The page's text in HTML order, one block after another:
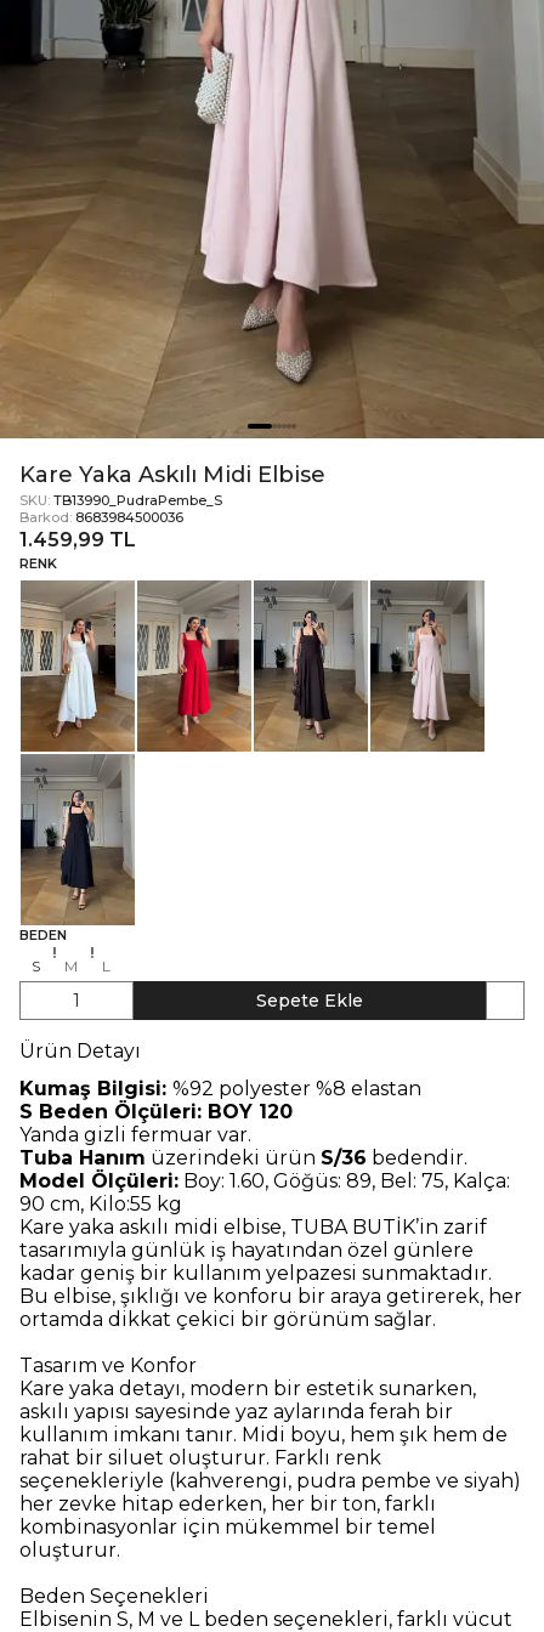
Kare Yaka Askılı Midi Elbise
SKU: TB13990_PudraPembe_S
Barkod: 8683984500036
1.459,99 TL
RENK
BEDEN
S M L
1 Sepete Ekle
Ürün Detayı
Kumaş Bilgisi: %92 polyester %8 elastan
S Beden Ölçüleri: BOY 120
Yanda gizli fermuar var.
Tuba Hanım üzerindeki ürün S/36 bedendir.
Model Ölçüleri: Boy: 1.60, Göğüs: 89, Bel: 75, Kalça:
90 cm, Kilo:55 kg
Kare yaka askılı midi elbise, TUBA BUTİK’in zarif
tasarımıyla günlük iş hayatından özel günlere
kadar geniş bir kullanım yelpazesi sunmaktadır.
Bu elbise, şıklığı ve konforu bir araya getirerek, her
ortamda dikkat çekici bir görünüm sağlar.
Tasarım ve Konfor
Kare yaka detayı, modern bir estetik sunarken,
askılı yapısı sayesinde yaz aylarında ferah bir
kullanım imkanı tanır. Midi boyu, hem şık hem de
rahat bir siluet oluşturur. Farklı renk
seçenekleriyle (kahverengi, pudra pembe ve siyah)
her zevke hitap ederken, her bir ton, farklı
kombinasyonlar için mükemmel bir temel
oluşturur.
Beden Seçenekleri
Elbisenin S, M ve L beden seçenekleri, farklı vücut